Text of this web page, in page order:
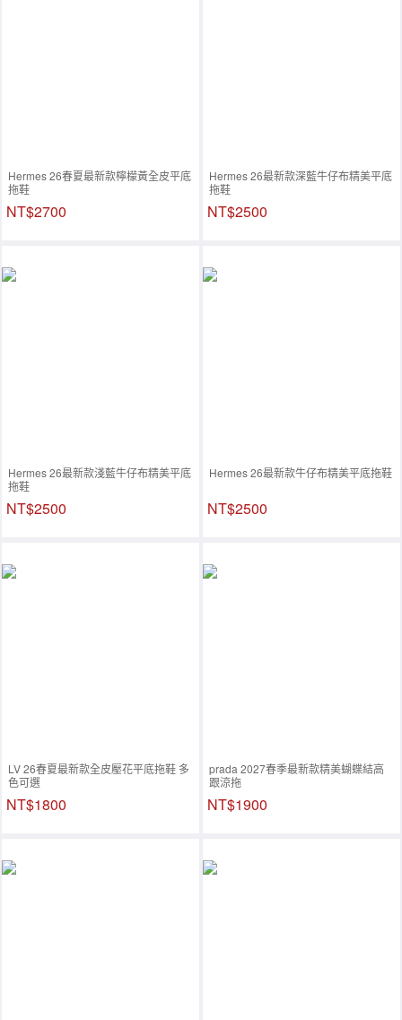
Hermes 26春夏最新款檸檬黃全皮平底
拖鞋
NT$2700
Hermes 26最新款深藍牛仔布精美平底
拖鞋
NT$2500
Hermes 26最新款淺藍牛仔布精美平底
拖鞋
NT$2500
Hermes 26最新款牛仔布精美平底拖鞋
NT$2500
LV 26春夏最新款全皮壓花平底拖鞋 多
色可選
NT$1800
prada 2027春季最新款精美蝴蝶結高
跟涼拖
NT$1900